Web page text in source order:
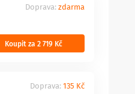
Doprava: zdarma
Koupit za 2 719 Kč
Doprava: 135 Kč